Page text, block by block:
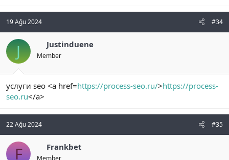
19 Ağu 2024 #34
J Justinduene
Member
услуги seo <a href=https://process-seo.ru/>https://process-
seo.ru</a>
22 Ağu 2024 #35
F Frankbet
Member